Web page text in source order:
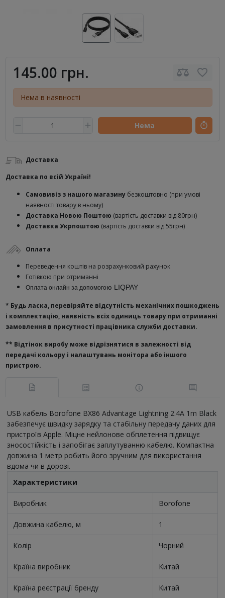
145.00 грн.
Нема в наявності
Нема
Доставка
Доставка по всій Україні!
Самовивіз з нашого магазину безкоштовно (при умові
наявності товару в ньому)
Доставка Новою Поштою (вартість доставки від 80грн)
Доставка Укрпоштою (вартість доставки від 55грн)
Оплата
Переведення коштів на розрахунковий рахунок
Готівкою при отриманні
Оплата онлайн за допомогою LIQPAY
* Будь ласка, перевіряйте відсутність механічних пошкоджень
і комплектацію, наявність всіх одиниць товару при отриманні
замовлення в присутності працівника служби доставки.
** Відтінок виробу може відрізнятися в залежності від
передачі кольору і налаштувань монітора або іншого
пристрою.
USB кабель Borofone BX86 Advantage Lightning 2.4A 1m Black
забезпечує швидку зарядку та стабільну передачу даних для
пристроїв Apple. Міцне нейлонове обплетення підвищує
зносостійкість і запобігає заплутуванню кабелю. Компактна
довжина 1 метр робить його зручним для використання
вдома чи в дорозі.
Характеристики
Виробник Borofone
Довжина кабелю, м 1
Колір Чорний
Країна виробник Китай
Країна реєстрації бренду Китай